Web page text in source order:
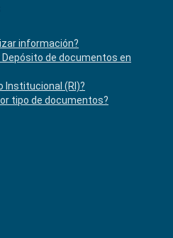
información?
Depósito de documentos en
Institucional (RI)?
tipo de documentos?